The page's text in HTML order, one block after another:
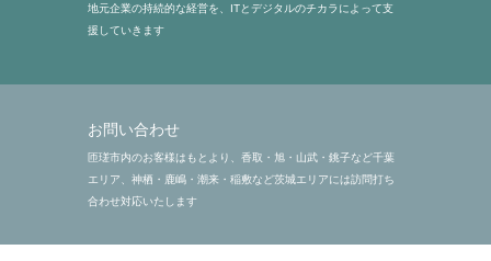
地元企業の持続的な経営を、ITとデジタルのチカラによって支
援していきます
お問い合わせ
匝瑳市内のお客様はもとより、香取・旭・山武・銚子など千葉
エリア、神栖・鹿嶋・潮来・稲敷など茨城エリアには訪問打ち
合わせ対応いたします